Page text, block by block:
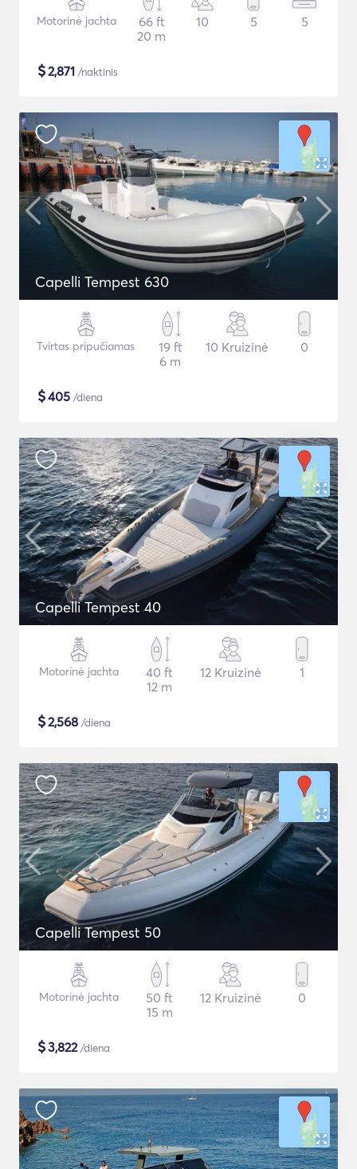
Motorinė jachta
66 ft
20 m
10 5 5
$2,871 /naktinis
Capelli Tempest 630
Tvirtas pripučiamas
19 ft
6 m
10 Kruizinė 0
$405 /diena
Capelli Tempest 40
Motorinė jachta
40 ft
12 m
12 Kruizinė 1
$2,568 /diena
Capelli Tempest 50
Motorinė jachta
50 ft
15 m
12 Kruizinė 0
$3,822/diena